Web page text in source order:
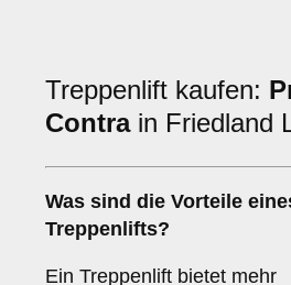
Treppenlift kaufen:
Contrain Friedland
Was sind die Vorteile
Treppenlifts?
Ein Treppenlift bietet mehr